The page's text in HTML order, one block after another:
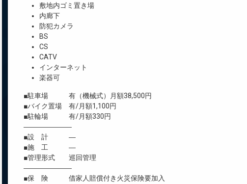
敷地内ゴミ置き場
内廊下
防犯カメラ
BS
CS
CATV
インターネット
楽器可
■駐車場 有（機械式）月額38,500円
■バイク置場 有/月額1,100円
■駐輪場 有/月額330円
―――――――
■設 計 ―
■施 工 ―
■管理形式 巡回管理
―――――――
■保 険 借家人賠償付き火災保険要加入